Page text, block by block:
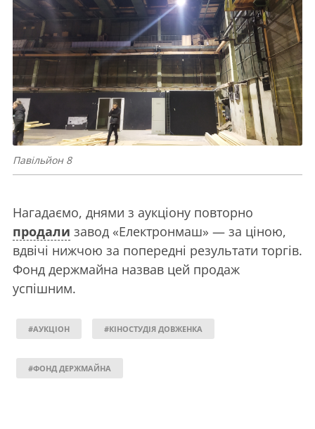
Павільйон 8
Нагадаємо, днями з аукціону повторно
продали завод «Електронмаш» — за ціною,
вдвічі нижчою за попередні результати торгів.
Фонд держмайна назвав цей продаж
успішним.
#АУКЦІОН #КІНОСТУДІЯ ДОВЖЕНКА
#ФОНД ДЕРЖМАЙНА